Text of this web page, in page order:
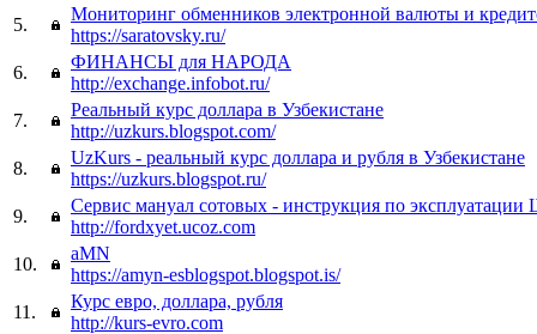
5.
Мониторинг обменников электронной валюты и
https://saratovsky.ru/
6.
ФИНАНСЫ для НАРОДА
http://exchange.infobot.ru/
7.
Реальный курс доллара в Узбекистане
http://uzkurs.blogspot.com/
8.
UzKurs - реальный курc доллара и рубля в Узбекистане
https://uzkurs.blogspot.ru/
9.
Сервис мануал сотовых - инструкция по эксплуатации
http://fordxyet.ucoz.com
10.
aMN
https://amyn-esblogspot.blogspot.is/
11.
Курс евро, доллара, рубля
http://kurs-evro.com